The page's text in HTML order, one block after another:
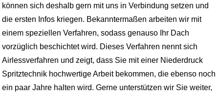
können sich deshalb gern mit uns in Verbindung setzen und
die ersten Infos kriegen. Bekanntermaßen arbeiten wir mit
einem speziellen Verfahren, sodass genauso Ihr Dach
vorzüglich beschichtet wird. Dieses Verfahren nennt sich
Airlessverfahren und zeigt, dass Sie mit einer Niederdruck
Spritztechnik hochwertige Arbeit bekommen, die ebenso noch
ein paar Jahre halten wird. Gerne unterstützen wir Sie weiter,